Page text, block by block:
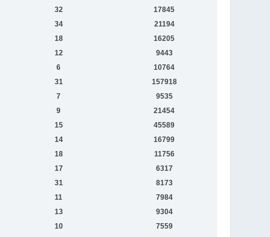
32
17845
34
21194
18
16205
12
9443
6
10764
31
157918
7
9535
9
21454
15
45589
14
16799
18
11756
17
6317
31
8173
11
7984
13
9304
10
7559